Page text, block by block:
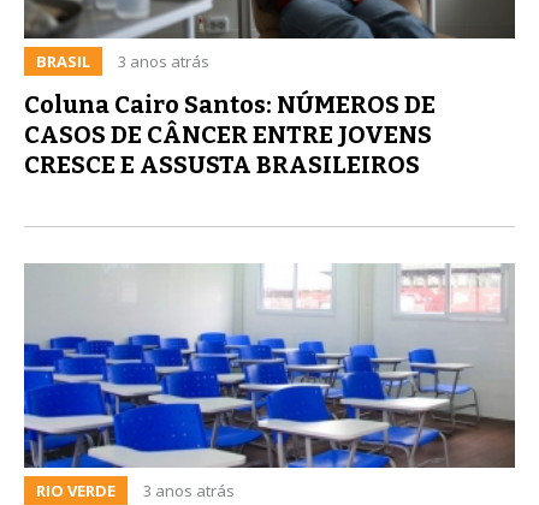
BRASIL 3 anos atrás
Coluna Cairo Santos: NÚMEROS DE
CASOS DE CÂNCER ENTRE JOVENS
CRESCE E ASSUSTA BRASILEIROS
RIO VERDE 3 anos atrás